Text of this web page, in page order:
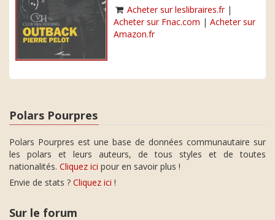
Acheter sur leslibraires.fr|
Acheter sur Fnac.com | Acheter sur
Amazon.fr
Polars Pourpres
Polars Pourpres est une base de données communautaire sur
les polars et leurs auteurs, de tous styles et de toutes
nationalités. Cliquez ici pour en savoir plus !
Envie de stats ? Cliquez ici !
Sur le forum